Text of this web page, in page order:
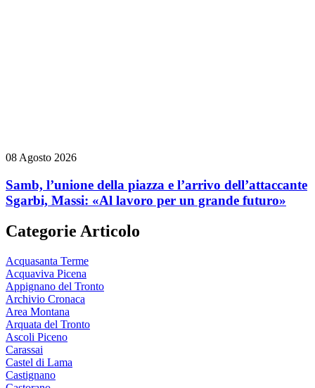
08 Agosto 2026
Samb, l’unione della piazza e l’arrivo dell’attaccante
Sgarbi, Massi: «Al lavoro per un grande futuro»
Categorie Articolo
Acquasanta Terme
Acquaviva Picena
Appignano del Tronto
Archivio Cronaca
Area Montana
Arquata del Tronto
Ascoli Piceno
Carassai
Castel di Lama
Castignano